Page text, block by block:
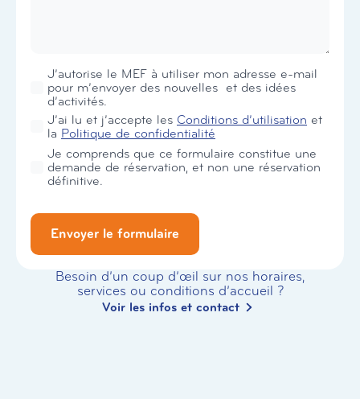
Newsletter
J’autorise le MEF à utiliser mon adresse e-mail
pour m’envoyer des nouvelles et des idées
d’activités.
RGPD
J’ai lu et j’accepte les Conditions d’utilisation et
la Politique de confidentialité
Je comprends que ce formulaire constitue une
demande de réservation, et non une réservation
définitive.
Envoyer le formulaire
Besoin d’un coup d’œil sur nos horaires,
services ou conditions d’accueil ?
Voir les infos et contact